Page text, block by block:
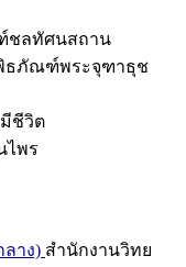
ลทัศนสถาน
ธภัณฑ์พระจุฑาธุช
ชีวิต
พร
าง) สำนักงานวิทย